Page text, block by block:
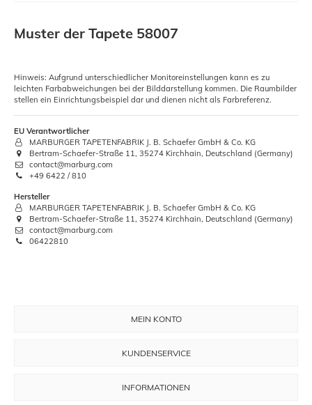
Muster der Tapete 58007
Hinweis: Aufgrund unterschiedlicher Monitoreinstellungen kann es zu
leichten Farbabweichungen bei der Bilddarstellung kommen. Die Raumbilder
stellen ein Einrichtungsbeispiel dar und dienen nicht als Farbreferenz.
EU Verantwortlicher
MARBURGER TAPETENFABRIK J. B. Schaefer GmbH & Co. KG
Bertram-Schaefer-Straße 11, 35274 Kirchhain, Deutschland (Germany)
contact@marburg.com
+49 6422 / 810
Hersteller
MARBURGER TAPETENFABRIK J. B. Schaefer GmbH & Co. KG
Bertram-Schaefer-Straße 11, 35274 Kirchhain, Deutschland (Germany)
contact@marburg.com
06422810
MEIN KONTO
KUNDENSERVICE
INFORMATIONEN